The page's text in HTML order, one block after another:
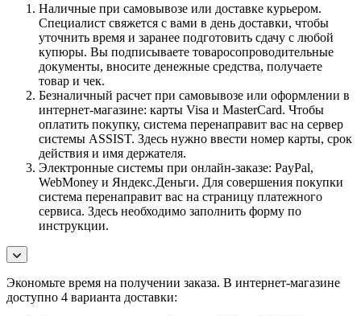
Наличные при самовывозе или доставке курьером.
Специалист свяжется с вами в день доставки, чтобы
уточнить время и заранее подготовить сдачу с любой
купюры. Вы подписываете товаросопроводительные
документы, вносите денежные средства, получаете
товар и чек.
Безналичный расчет при самовывозе или оформлении в
интернет-магазине: карты Visa и MasterCard. Чтобы
оплатить покупку, система перенаправит вас на сервер
системы ASSIST. Здесь нужно ввести номер карты, срок
действия и имя держателя.
Электронные системы при онлайн-заказе: PayPal,
WebMoney и Яндекс.Деньги. Для совершения покупки
система перенаправит вас на страницу платежного
сервиса. Здесь необходимо заполнить форму по
инструкции.
Экономьте время на получении заказа. В интернет-магазине
доступно 4 варианта доставки: